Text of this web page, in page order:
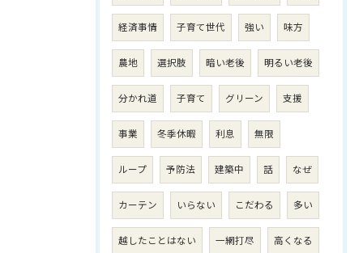
経済事情 子育て世代 強い 味方
農地 選択肢 暗い老後 明るい老後
分かれ道 子育て グリーン 支援
事業 冬季休暇 利息 無限
ループ 予防法 建築中 話 なぜ
カーテン いらない こだわる 多い
越したことはない 一網打尽 高くなる